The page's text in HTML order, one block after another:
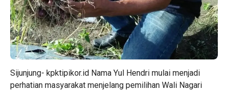
Sijunjung- kpktipikor.id Nama Yul Hendri mulai menjadi
perhatian masyarakat menjelang pemilihan Wali Nagari